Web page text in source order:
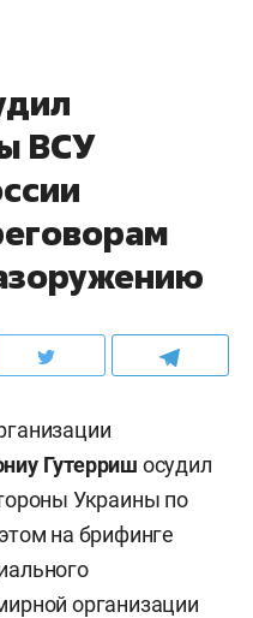
ВСУ
Гутерриш осудил
Украины по
на брифинге
организации